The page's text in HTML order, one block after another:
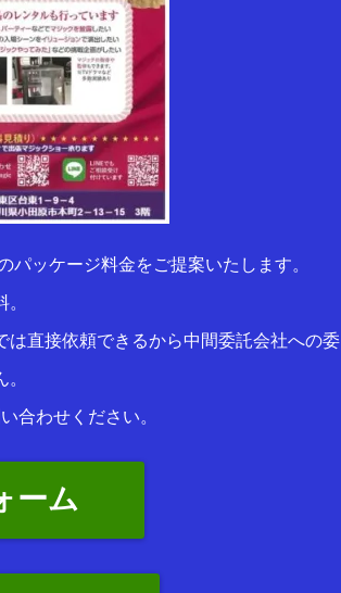
ッケージ料金をご提案いたします。
直接依頼できるから中間委託会社への委
合わせください。
ーム